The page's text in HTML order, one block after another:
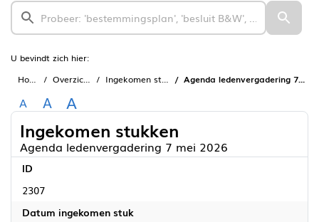
U bevindt zich hier:
Home
Overzichten Ingekomen stukken Agenda ledenvergadering 7 mei 2026
A A A
Ingekomen stukken
Agenda ledenvergadering 7 mei 2026
ID
2307
Datum ingekomen stuk